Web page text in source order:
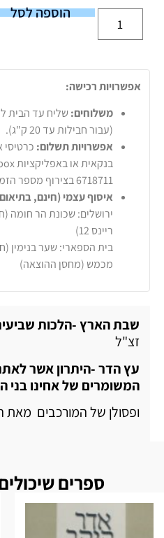
הוספה לסל
אפשרויות רכישה:
משלוחים:
(עבור חבילות עד 20 ק"ג).
אפשרויות תשלום:
6718711 בצירוף מספר הזמנה).
איסוף עצמי (חינם,
ירושלים: שכונת הר חומה
ריינס 12)
בית הספארי: שער בנימין
מכמש (מחסן ההוצאה)
שבת הארץ -הלכות
זצ"ל
עץ הדר -היתרון אשר
המשומרים של אחינו
ופסולן של המורכבים מאת
ספרים